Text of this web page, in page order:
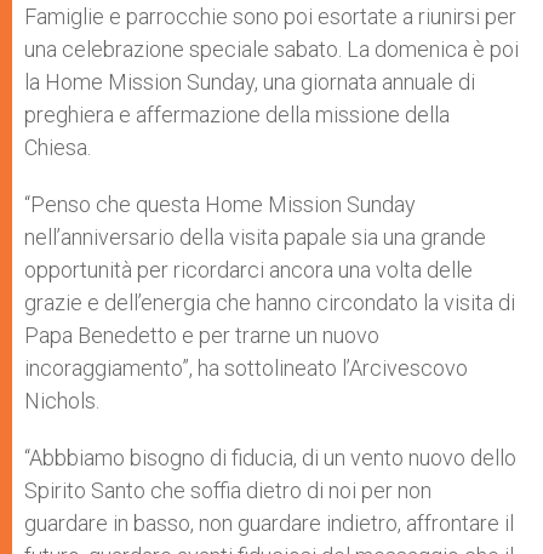
Famiglie e parrocchie sono poi esortate a riunirsi per
una celebrazione speciale sabato. La domenica è poi
la Home Mission Sunday, una giornata annuale di
preghiera e affermazione della missione della
Chiesa.
“Penso che questa Home Mission Sunday
nell’anniversario della visita papale sia una grande
opportunità per ricordarci ancora una volta delle
grazie e dell’energia che hanno circondato la visita di
Papa Benedetto e per trarne un nuovo
incoraggiamento”, ha sottolineato l’Arcivescovo
Nichols.
“Abbbiamo bisogno di fiducia, di un vento nuovo dello
Spirito Santo che soffia dietro di noi per non
guardare in basso, non guardare indietro, affrontare il